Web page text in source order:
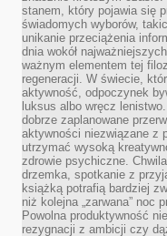
stanem, który pojawia się
świadomych wyborów,
unikanie przeciążenia
dnia wokół
ważnym elementem tej
regeneracji. W świecie,
aktywność, odpoczynek
luksus albo wręcz
dobrze zaplanowane
aktywności niezwiązane z
utrzymać wysoką
zdrowie psychiczne.
drzemka, spotkanie z
książką potrafią bardziej
niż kolejna „zarwana” noc
Powolna produktywność
rezygnacji z ambicji czy